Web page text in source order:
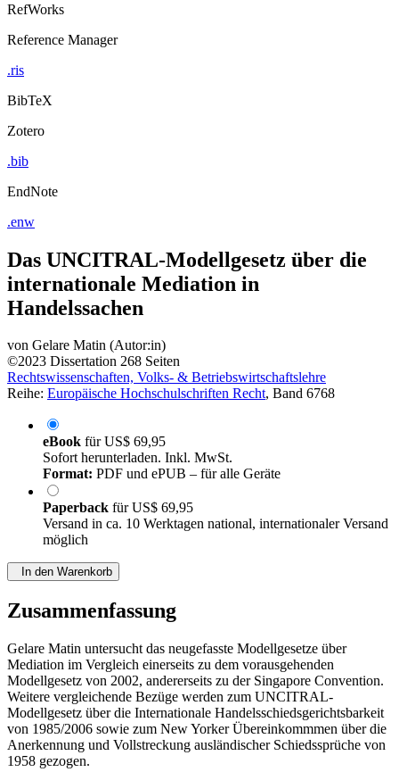
RefWorks
Reference Manager
.ris
BibTeX
Zotero
.bib
EndNote
.enw
Das UNCITRAL-Modellgesetz über die
internationale Mediation in
Handelssachen
von Gelare Matin (Autor:in)
©2023 Dissertation 268 Seiten
Rechtswissenschaften, Volks- & Betriebswirtschaftslehre
Reihe: Europäische Hochschulschriften Recht, Band 6768
eBook fürUS$ 69,95
Sofort herunterladen. Inkl. MwSt.
Format: PDF und ePUB – für alle Geräte
Paperback fürUS$ 69,95
Versand in ca. 10 Werktagen national, internationaler Versand
möglich
In den Warenkorb
Zusammenfassung
Gelare Matin untersucht das neugefasste Modellgesetze über
Mediation im Vergleich einerseits zu dem vorausgehenden
Modellgesetz von 2002, andererseits zu der Singapore Convention.
Weitere vergleichende Bezüge werden zum UNCITRAL-
Modellgesetz über die Internationale Handelsschiedsgerichtsbarkeit
von 1985/2006 sowie zum New Yorker Übereinkommmen über die
Anerkennung und Vollstreckung ausländischer Schiedssprüche von
1958 gezogen.